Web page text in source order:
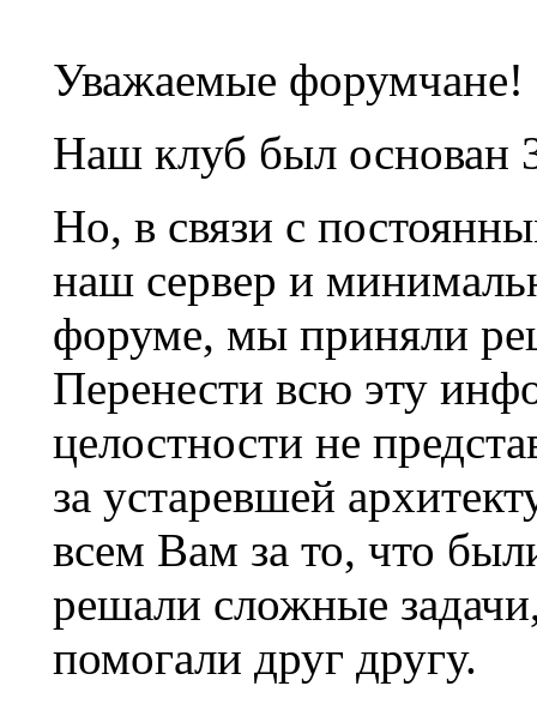
Уважаемые форумчане!
Наш клуб был основан
Но, в связи с
наш сервер и
форуме, мы приняли
Перенести всю эту
целостности не
за устаревшей
всем Вам за то, что
решали сложные
помогали друг другу.